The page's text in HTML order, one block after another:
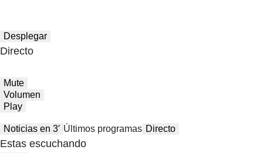
Desplegar
Directo
Mute
Volumen
Play
Noticias en 3′ Últimos programas Directo
Estas escuchando